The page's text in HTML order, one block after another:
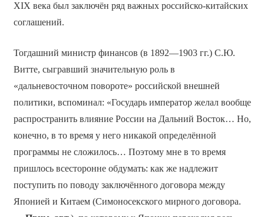
XIX века был заключён ряд важных российско-китайских
соглашений.
Тогдашний министр финансов (в 1892—1903 гг.) С.Ю.
Витте, сыгравший значительную роль в
«дальневосточном повороте» российской внешней
политики, вспоминал: «Государь император желал вообще
распространить влияние России на Дальний Восток… Но,
конечно, в то время у него никакой определённой
программы не сложилось… Поэтому мне в то время
пришлось всесторонне обдумать: как же надлежит
поступить по поводу заключённого договора между
Японией и Китаем (Симоносекского мирного договора.